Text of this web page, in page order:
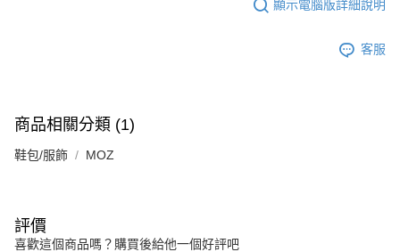
顯示電腦版詳細說明
客服
商品相關分類 (1)
鞋包/服飾 MOZ
評價
喜歡這個商品嗎？購買後給他一個好評吧